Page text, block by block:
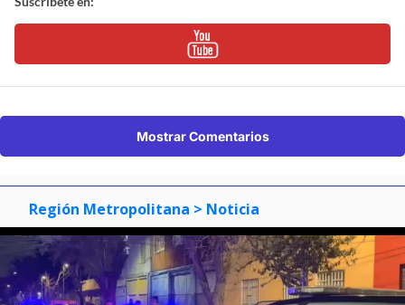
Mostrar Comentarios
Región Metropolitana > Noticia